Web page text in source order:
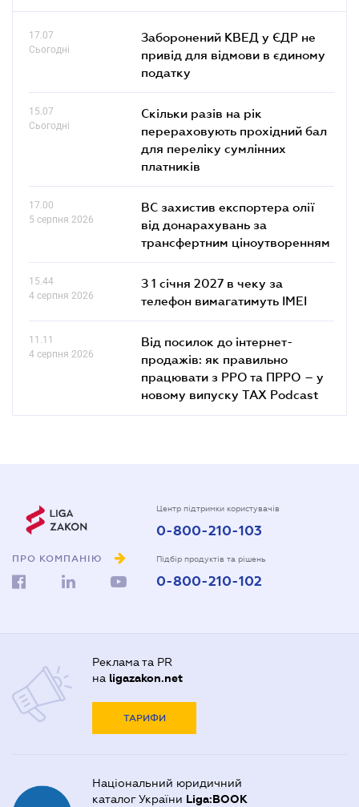
17.07
Сьогодні
Заборонений КВЕД у ЄДР не
привід для відмови в єдиному
податку
15.07
Сьогодні
Скільки разів на рік
перераховують прохідний бал
для переліку сумлінних
платників
17.00
5 серпня 2026
ВС захистив експортера олії
від донарахувань за
трансфертним ціноутворенням
15.44
4 серпня 2026
З 1 січня 2027 в чеку за
телефон вимагатимуть IMEI
11.11
4 серпня 2026
Від посилок до інтернет-
продажів: як правильно
працювати з РРО та ПРРО – у
новому випуску TAX Podcast
ПРО КОМПАНІЮ
Центр підтримки користувачів
0-800-210-103
Підбір продуктів та рішень
0-800-210-102
Реклама та PR
на ligazakon.net
ТАРИФИ
Національний юридичний
каталог України Liga:BOOK